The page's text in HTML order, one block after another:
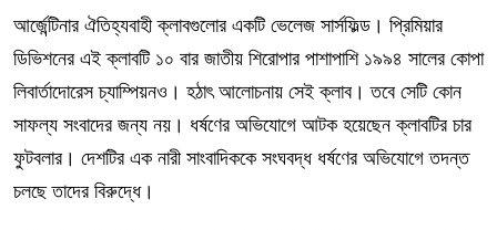
আর্জেন্টিনার ঐতিহ্যবাহী ক্লাবগুলোর একটি ভেলেজ সার্সফিল্ড। প্রিমিয়ার
ডিভিশনের এই ক্লাবটি ১০ বার জাতীয় শিরোপার পাশাপাশি ১৯৯৪ সালের কোপা
লিবার্তাদোরেস চ্যাম্পিয়নও। হঠাৎ আলোচনায় সেই ক্লাব। তবে সেটি কোন
সাফল্য সংবাদের জন্য নয়। ধর্ষণের অভিযোগে আটক হয়েছেন ক্লাবটির চার
ফুটবলার। দেশটির এক নারী সাংবাদিককে সংঘবদ্ধ ধর্ষণের অভিযোগে তদন্ত
চলছে তাদের বিরুদ্ধে।